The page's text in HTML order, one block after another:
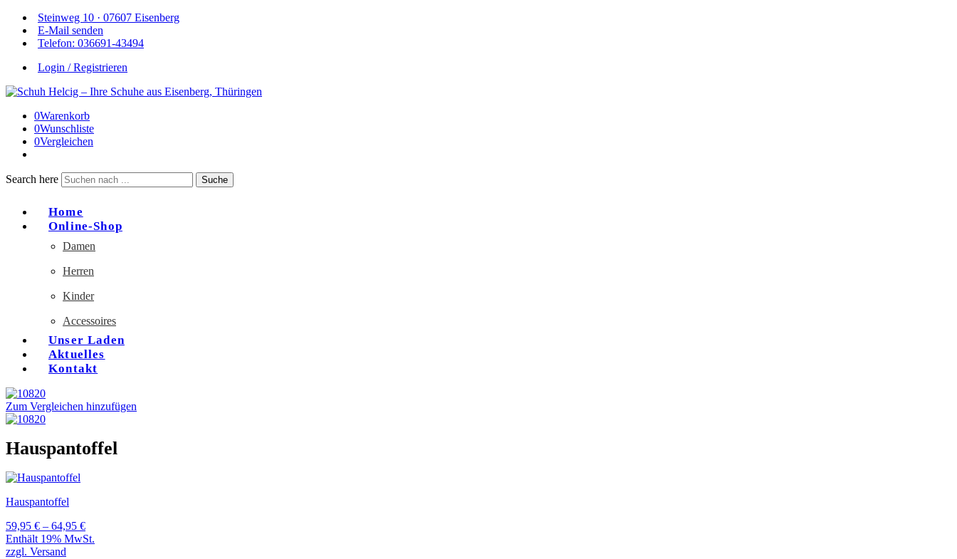
Steinweg 10 · 07607 Eisenberg
E-Mail senden
Telefon: 036691-43494
Login / Registrieren
0Warenkorb
0Wunschliste
0Vergleichen
Search here Suche
Home
Online-Shop
Damen
Herren
Kinder
Accessoires
Unser Laden
Aktuelles
Kontakt
Zum Vergleichen hinzufügen
Hauspantoffel
Hauspantoffel
59,95 € – 64,95 €Preisspanne:
59,95 €
Enthält 19% MwSt.
zzgl. Versand